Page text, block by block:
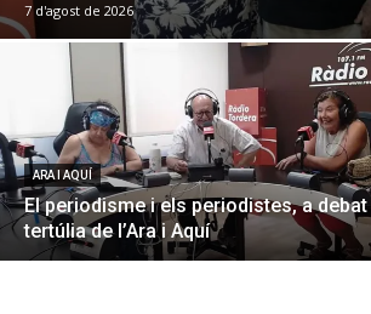
7 d'agost de 2026
ARA I AQUÍ
El periodisme i els periodistes, a debat
tertúlia de l’Ara i Aquí